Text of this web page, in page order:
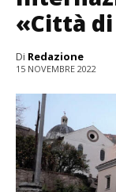
«Città
Di Redazione
15 NOVEMBRE 2022